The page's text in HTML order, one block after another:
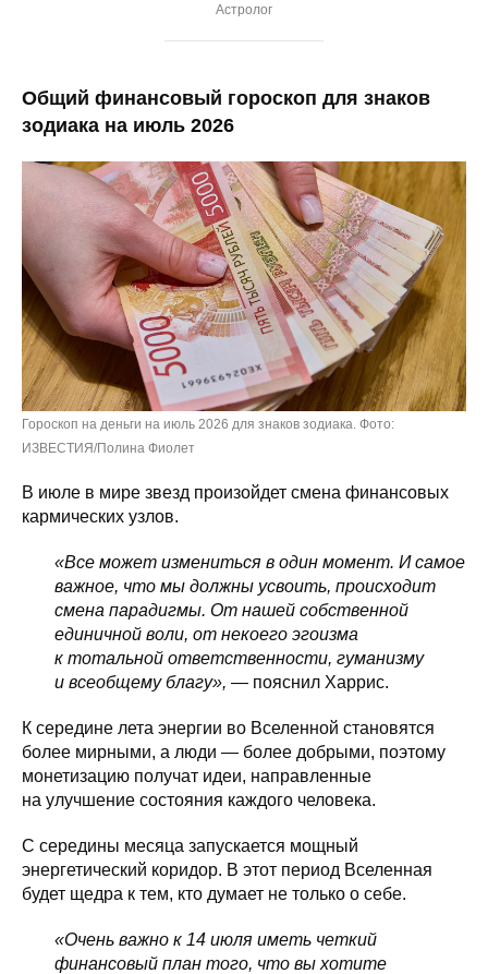
Астролог
Общий финансовый гороскоп для знаков
зодиака на июль 2026
Гороскоп на деньги на июль 2026 для знаков зодиака. Фото:
ИЗВЕСТИЯ/Полина Фиолет
В июле в мире звезд произойдет смена финансовых
кармических узлов.
«Все может измениться в один момент. И самое
важное, что мы должны усвоить, происходит
смена парадигмы. От нашей собственной
единичной воли, от некоего эгоизма
к тотальной ответственности, гуманизму
и всеобщему благу», — пояснил Харрис.
К середине лета энергии во Вселенной становятся
более мирными, а люди — более добрыми, поэтому
монетизацию получат идеи, направленные
на улучшение состояния каждого человека.
С середины месяца запускается мощный
энергетический коридор. В этот период Вселенная
будет щедра к тем, кто думает не только о себе.
«Очень важно к 14 июля иметь четкий
финансовый план того, что вы хотите